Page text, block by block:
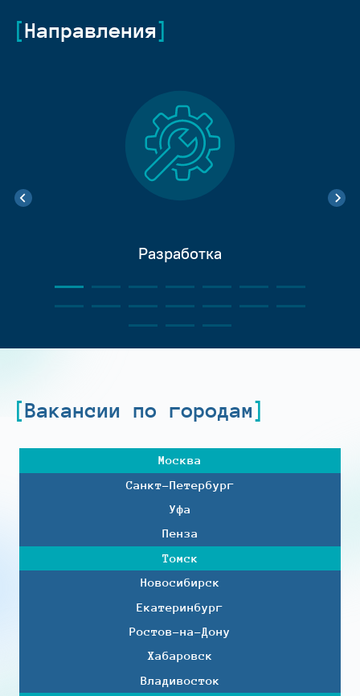
Направления
Разработка
Вакансии по городам
Москва
Санкт-Петербург
Уфа
Пенза
Томск
Новосибирск
Екатеринбург
Ростов-на-Дону
Хабаровск
Владивосток